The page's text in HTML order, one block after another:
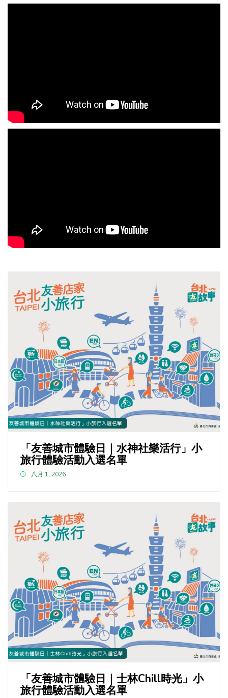
「友善城市體驗日｜水神社樂活行」小
旅行體驗活動入選名單
八月 1, 2026
「友善城市體驗日｜士林Chill時光」小
旅行體驗活動入選名單